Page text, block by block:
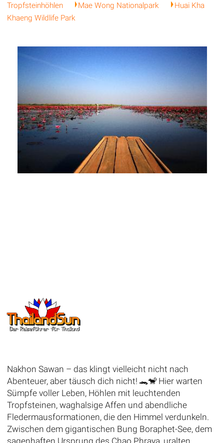
Tropfsteinhöhlen
Mae Wong Nationalpark
Huai Kha
Khaeng Wildlife Park
Nakhon Sawan – das klingt vielleicht nicht nach
Abenteuer, aber täusch dich nicht! 🐊🐒 Hier warten
Sümpfe voller Leben, Höhlen mit leuchtenden
Tropfsteinen, waghalsige Affen und abendliche
Fledermausformationen, die den Himmel verdunkeln.
Zwischen dem gigantischen Bung Boraphet-See, dem